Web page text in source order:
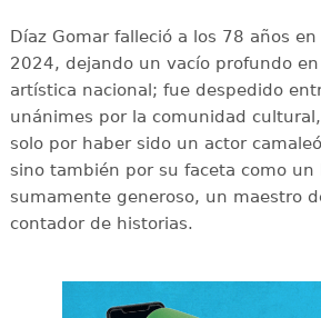
Díaz Gomar falleció a los 78 años
2024, dejando un vacío profundo
artística nacional; fue despedido
unánimes por la comunidad
solo por haber sido un actor
sino también por su faceta como un
sumamente generoso, un maestro
contador de historias.